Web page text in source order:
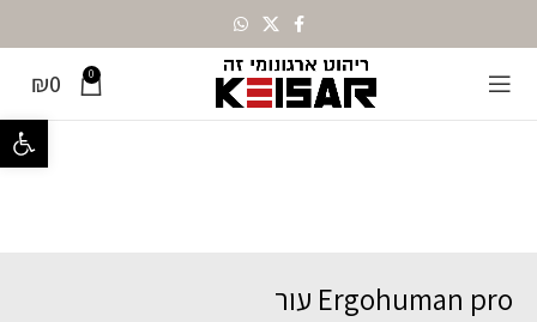
פתח
0
₪0
Ergohuman pro עור